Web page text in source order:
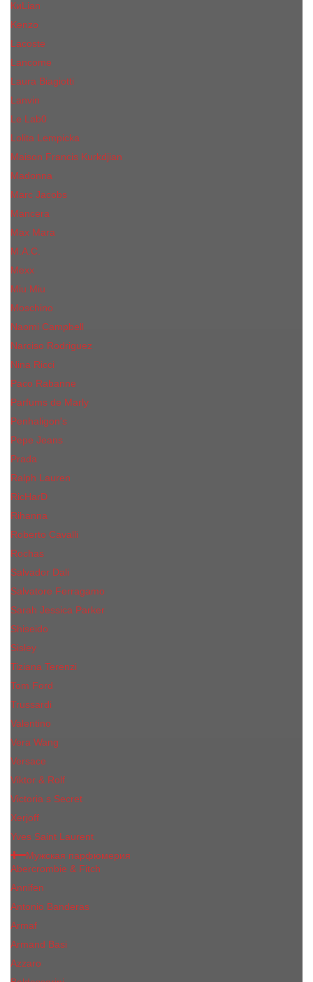
КиLian
Kenzo
Lacoste
Lancome
Laura Biagiotti
Lanvin
Lе Lab0
Lolita Lempicka
Maison Francis Kurkdjian
Madonna
Marc Jacobs
Mancera
Max Mara
M.А.C.
Mexx
Miu Miu
Mоsсhino
Naomi Campbell
Narciso Rodriguez
Nina Ricci
Paco Rabanne
Parfums de Marly
Penhaligon's
Pepe Jeans
Prada
Ralph Lauren
RicHarD
Rihanna
Roberto Cavalli
Rochas
Salvador Dali
Salvatore Ferragamo
Sarah Jessica Parker
Shiseido
Sisley
Tiziana Terenzi
Tom Ford
Trussardi
Valentino
Vera Wang
Versace
Viktor & Rolf
Victoria s Secret
Xerjoff
Yves Saint Laurent
Мужская парфюмерия
Abercrombie & Fitch
Annifen
Antonio Banderas
Armaf
Armand Basi
Azzaro